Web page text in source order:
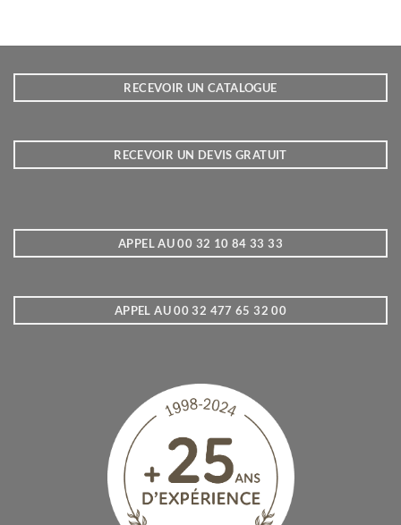
RECEVOIR UN CATALOGUE
RECEVOIR UN DEVIS GRATUIT
APPEL AU 00 32 10 84 33 33
APPEL AU 00 32 477 65 32 00